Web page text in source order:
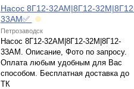
Насос 8Г12-32АМ|8Г12-
33АМ✅
Петрозаводск
Насос 8Г12-32АМ|8Г12-32М|8Г12-
33АМ. Описание, Фото по запросу.
Оплата любым удобным для Вас
способом. Бесплатная доставка до
ТК